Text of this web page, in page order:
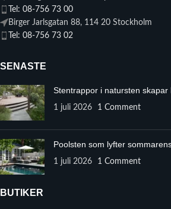
Tel: 08-756 73 00
Birger Jarlsgatan 88, 114 20 Stockholm
Tel: 08-756 73 02
SENASTE
Stentrappor i natursten
1 juli 2026 1 Comment
Poolsten som lyfter
1 juli 2026 1 Comment
BUTIKER